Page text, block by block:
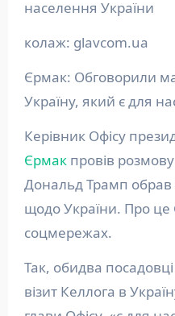
населення України
колаж: glavcom.ua
Єрмак: Обговорили
Україну, який є для
Керівник Офісу
Єрмакпровів
Дональд Трамп
щодо України. Про
соцмережах.
Так, обидва
візит Келлога в